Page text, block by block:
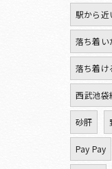
駅から近
落ち着い
落ち着け
西武池袋
砂肝
Pay Pay